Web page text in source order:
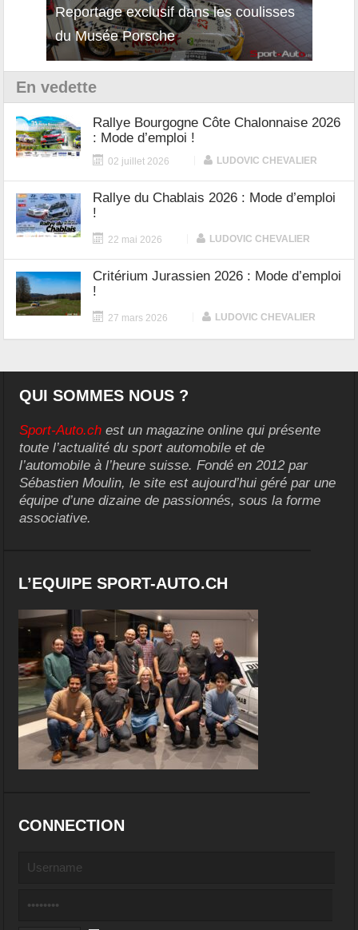
Reportage exclusif dans les coulisses
du Musée Porsche
En vedette
Rallye Bourgogne Côte Chalonnaise 2026
: Mode d’emploi !
02 juillet 2026 LUDOVIC CHEVALIER
Rallye du Chablais 2026 : Mode d’emploi
!
22 mai 2026 LUDOVIC CHEVALIER
Critérium Jurassien 2026 : Mode d’emploi
!
27 mars 2026 LUDOVIC CHEVALIER
QUI SOMMES NOUS ?
Sport-Auto.ch est un magazine online qui présente
toute l’actualité du sport automobile et de
l’automobile à l’heure suisse. Fondé en 2012 par
Sébastien Moulin, le site est aujourd’hui géré par une
équipe d’une dizaine de passionnés, sous la forme
associative.
L’EQUIPE SPORT-AUTO.CH
CONNECTION